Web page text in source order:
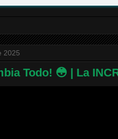
2025
Todo! 😳 | La